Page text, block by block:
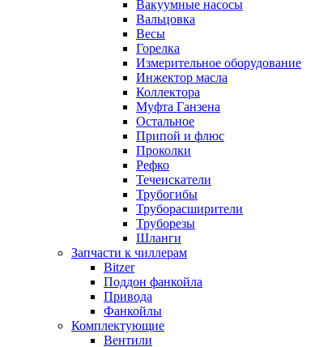
Вакуумные насосы
Вальцовка
Весы
Горелка
Измерительное оборудование
Инжектор масла
Коллектора
Муфта Ганзена
Остальное
Припой и флюс
Проколки
Рефко
Течеискатели
Трубогибы
Труборасширители
Труборезы
Шланги
Запчасти к чиллерам
Bitzer
Поддон фанкойла
Привода
Фанкойлы
Комплектующие
Вентили